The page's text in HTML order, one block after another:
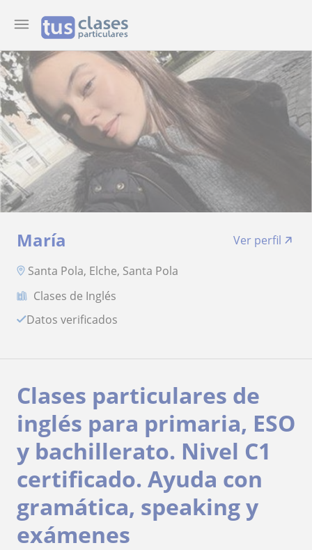
María
Ver perfil
Santa Pola, Elche, Santa Pola
Clases de Inglés
Datos verificados
Clases particulares de
inglés para primaria, ESO
y bachillerato. Nivel C1
certificado. Ayuda con
gramática, speaking y
exámenes